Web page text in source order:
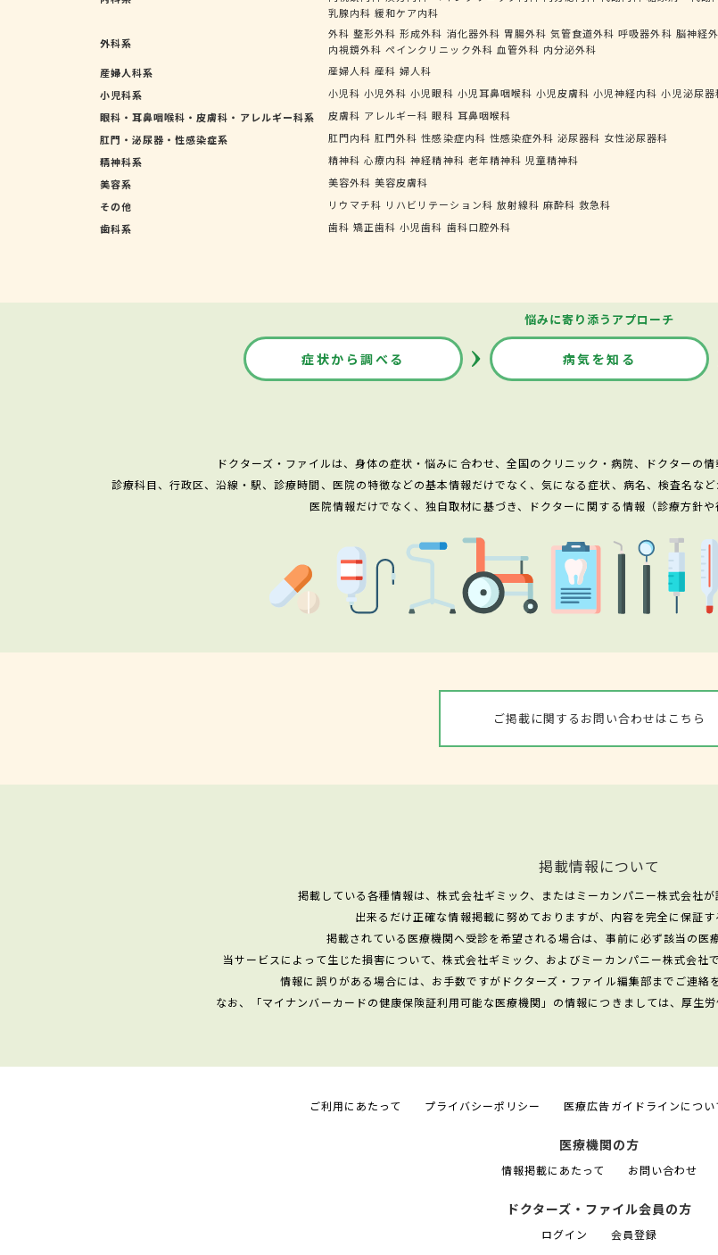
乳腺内科 緩和ケア内科
外科系
外科 整形外科 形成外科 消化器外科 胃腸外科 気管食道外科 呼吸器外科 脳神経
内視鏡外科 ペインクリニック外科 血管外科 内分泌外科
産婦人科系
産婦人科 産科 婦人科
小児科系
小児科 小児外科 小児眼科 小児耳鼻咽喉科 小児皮膚科 小児神経内科 小児泌尿器
眼科・耳鼻咽喉科・皮膚科・アレルギー科系
皮膚科 アレルギー科 眼科 耳鼻咽喉科
肛門・泌尿器・性感染症系
肛門内科 肛門外科 性感染症内科 性感染症外科 泌尿器科 女性泌尿器科
精神科系
精神科 心療内科 神経精神科 老年精神科 児童精神科
美容系
美容外科 美容皮膚科
その他
リウマチ科 リハビリテーション科 放射線科 麻酔科 救急科
歯科系
歯科 矯正歯科 小児歯科 歯科口腔外科
悩みに寄り添うアプローチ
症状から調べる 病気を知る
ドクターズ・ファイルは、身体の症状・悩みに合わせ、全国のクリニック・病院、ドクターの
診療科目、行政区、沿線・駅、診療時間、医院の特徴などの基本情報だけでなく、気になる症状、病名、検査名な
医院情報だけでなく、独自取材に基づき、ドクターに関する情報（診療方針や
ご掲載に関するお問い合わせはこちら
掲載情報について
掲載している各種情報は、株式会社ギミック、またはミーカンパニー株式会社が
出来るだけ正確な情報掲載に努めておりますが、内容を完全に保証す
掲載されている医療機関へ受診を希望される場合は、事前に必ず該当の医
当サービスによって生じた損害について、株式会社ギミック、およびミーカンパニー株式会社
情報に誤りがある場合には、お手数ですがドクターズ・ファイル編集部までご連絡
なお、「マイナンバーカードの健康保険証利用可能な医療機関」の情報につきましては、厚生
ご利用にあたって プライバシーポリシー 医療広告ガイドラインについ
医療機関の方
情報掲載にあたって お問い合わせ
ドクターズ・ファイル会員の方
ログイン 会員登録